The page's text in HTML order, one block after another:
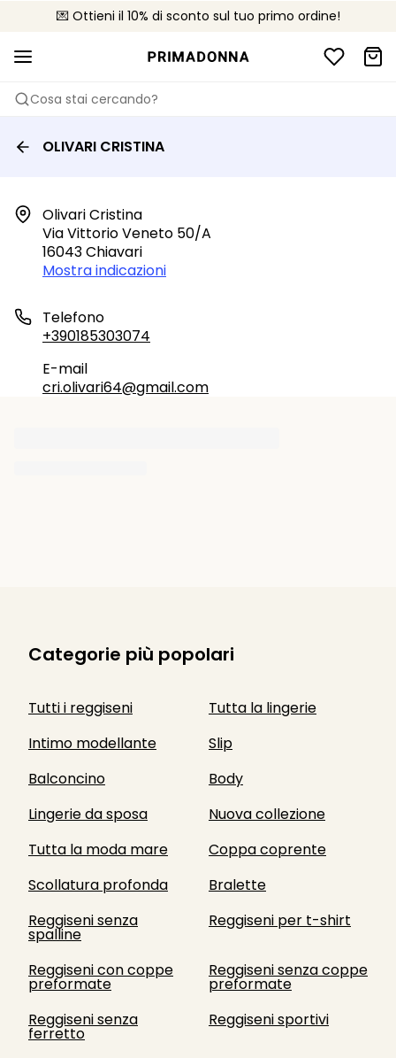
💌 Ottieni il 10% di sconto sul tuo primo ordine!
🚚 Consegna gratuita sopra i €75
📦 Resi gratuiti
Cosa stai cercando?
OLIVARI CRISTINA
Olivari Cristina
Via Vittorio Veneto 50/a
16043 Chiavari
Mostra indicazioni
Telefono
+390185303074
E-mail
cri.olivari64@gmail.com
Categorie più popolari
Tutti i reggiseni
Tutta la lingerie
Intimo modellante
Slip
Balconcino
Body
Lingerie da sposa
Nuova collezione
Tutta la moda mare
Coppa coprente
Scollatura profonda
Bralette
Reggiseni senza
spalline
Reggiseni per t-shirt
Reggiseni con coppe
preformate
Reggiseni senza coppe
preformate
Reggiseni senza
ferretto
Reggiseni sportivi